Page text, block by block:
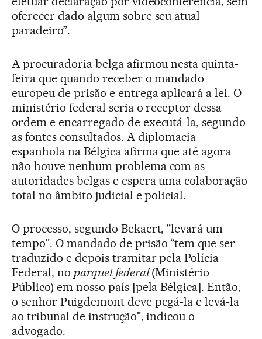
oferecer dado algum sobre seu atual
paradeiro”.
A procuradoria belga afirmou nesta quinta-
feira que quando receber o mandado
europeu de prisão e entrega aplicará a lei. O
ministério federal seria o receptor dessa
ordem e encarregado de executá-la, segundo
as fontes consultados. A diplomacia
espanhola na Bélgica afirma que até agora
não houve nenhum problema com as
autoridades belgas e espera uma colaboração
total no âmbito judicial e policial.
O processo, segundo Bekaert, "levará um
tempo". O mandado de prisão “tem que ser
traduzido e depois tramitar pela Polícia
Federal, no parquet federal(Ministério
Público) em nosso país [pela Bélgica]. Então,
o senhor Puigdemont deve pegá-la e levá-la
ao tribunal de instrução", indicou o
advogado.